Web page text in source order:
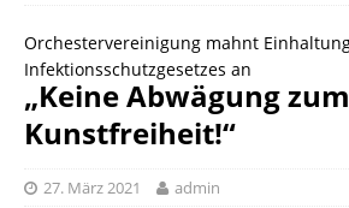
Orchestervereinigung mahnt
Infektionsschutzgesetzes an
„Keine Abwägung
Kunstfreiheit!“
27. März 2021 admin